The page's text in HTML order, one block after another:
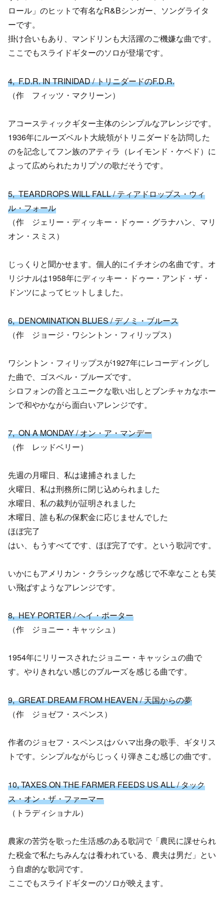
ロール」のヒットで有名なR&Bシンガー、ソングライタ
ーです。
掛け合いもあり、マンドリンも大活躍のご機嫌な曲です。
ここでもスライドギターのソロが登場です。
4, F.D.R. IN TRINIDAD / トリニダードのF.D.R.
（作 フィッツ・マクリーン）
アコースティックギター主体のシンプルなアレンジです。
1936年にルーズベルト大統領がトリニダードを訪問した
のを記念してフン族のアティラ（レイモンド・ケベド）に
よって広められたカリプソの歌だそうです。
5, TEARDROPS WILL FALL / ティアドロップス・ウィ
ル・フォール
（作 ジェリー・ディッキー・ドゥー・グラナハン、マリ
オン・スミス）
じっくりと聞かせます。個人的にイチオシの名曲です。オ
リジナルは1958年にディッキー・ドゥー・アンド・ザ・
ドンツによってヒットしました。
6, DENOMINATION BLUES / デノミ・ブルース
（作 ジョージ・ワシントン・フィリップス）
ワシントン・フィリップスが1927年にレコーディングし
た曲で、ゴスペル・ブルーズです。
シロフォンの音とユニークな歌い出しとブンチャカなホー
ンで和やかながら面白いアレンジです。
7, ON A MONDAY / オン・ア・マンデー
（作 レッドベリー）
先週の月曜日、私は逮捕されました
火曜日、私は刑務所に閉じ込められました
水曜日、私の裁判が証明されました
木曜日、誰も私の保釈金に応じませんでした
ほぼ完了
はい、もうすべてです、ほぼ完了です。という歌詞です。
いかにもアメリカン・クラシックな感じで不幸なことも笑
い飛ばすようなアレンジです。
8, HEY PORTER / ヘイ・ポーター
（作 ジョニー・キャッシュ）
1954年にリリースされたジョニー・キャッシュの曲で
す。やりきれない感じのブルーズを感じる曲です。
9, GREAT DREAM FROM HEAVEN / 天国からの夢
（作 ジョゼフ・スペンス）
作者のジョセフ・スペンスはバハマ出身の歌手、ギタリス
トです。シンプルながらじっくり弾きこむ感じの曲です。
10, TAXES ON THE FARMER FEEDS US ALL / タック
ス・オン・ザ・ファーマー
（トラディショナル）
農家の苦労を歌った生活感のある歌詞で「農民に課せられ
た税金で私たちみんなは養われている、農夫は男だ」とい
う自虐的な歌詞です。
ここでもスライドギターのソロが映えます。